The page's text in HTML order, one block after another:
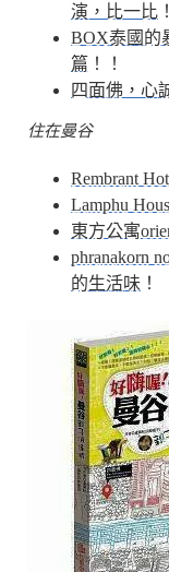
演，比一比 ！
BOX泰國的
篇 ！！
四面佛，心
住在曼谷
Rembrant
Lamphu
東方公寓
phranakorn
的生活味 ！